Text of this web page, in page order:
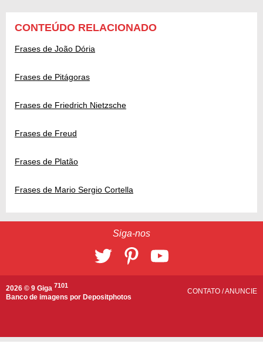
CONTEÚDO RELACIONADO
Frases de João Dória
Frases de Pitágoras
Frases de Friedrich Nietzsche
Frases de Freud
Frases de Platão
Frases de Mario Sergio Cortella
Siga-nos
2026 © 9 Giga 7101
Banco de imagens por Depositphotos
CONTATO /ANUNCIE